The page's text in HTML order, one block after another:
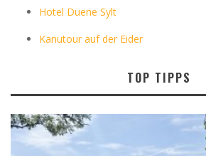
Hotel Duene Sylt
Kanutour auf der Eider
TOP TIPPS